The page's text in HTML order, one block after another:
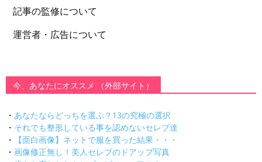
記事の監修について
運営者・広告について
今、あなたにオススメ （外部サイト）
・ あなたならどっちを選ぶ？13の究極の選択
・ それでも整形している事を認めないセレブ達
・
【面白画像】ネットで服を買った結果・・・
・ 画像修正無し！美人セレブのドアップ写真